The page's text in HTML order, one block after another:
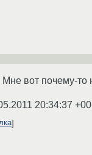
вот почему-то
20:34:37